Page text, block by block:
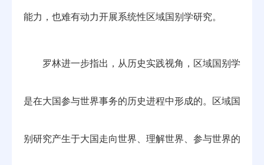
能力，也难有动力开展系统性区域国别学研究。
罗林进一步指出，从历史实践视角，区域国别学
是在大国参与世界事务的历史进程中形成的。区域国
别研究产生于大国走向世界、理解世界、参与世界的